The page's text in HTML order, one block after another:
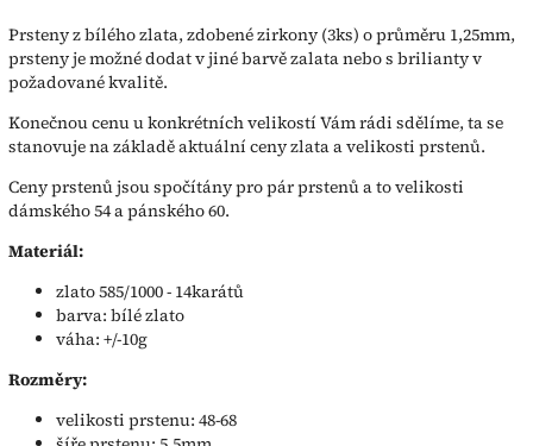
Prsteny z bílého zlata, zdobené zirkony (3ks) o průměru 1,25mm,
prsteny je možné dodat v jiné barvě zalata nebo s brilianty v
požadované kvalitě.
Konečnou cenu u konkrétních velikostí Vám rádi sdělíme, ta se
stanovuje na základě aktuální ceny zlata a velikosti prstenů.
Ceny prstenů jsou spočítány pro pár prstenů a to velikosti
dámského 54 a pánského 60.
Materiál:
zlato 585/1000 - 14karátů
barva: bílé zlato
váha: +/-10g
Rozměry:
velikosti prstenu: 48-68